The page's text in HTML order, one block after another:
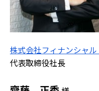
株式会社フィナンシャ
代表取締役社長